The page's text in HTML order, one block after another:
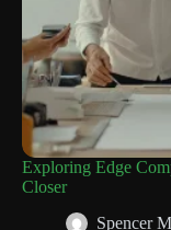
Exploring Edge
Closer
Spencer